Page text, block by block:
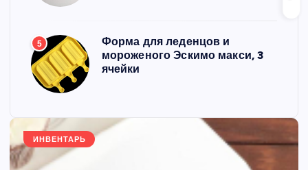
5
Форма для леденцов и
мороженого Эскимо макси, 3
ячейки
ИНВЕНТАРЬ